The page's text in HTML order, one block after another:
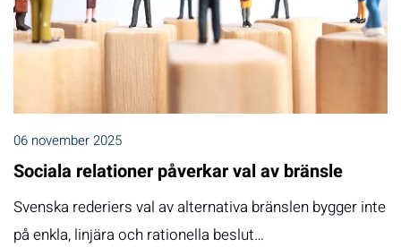
06 november 2025
Sociala relationer påverkar val av bränsle
Svenska rederiers val av alternativa bränslen bygger inte
på enkla, linjära och rationella beslut…